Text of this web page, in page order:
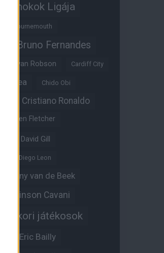
Bajnokok Ligája
Bournemouth
Bruno Fernandes
Bryan Robson Cardiff City
Chelsea Chido Obi
Cristiano Ronaldo
Darren Fletcher
David Gill
Diego Leon
Donny van de Beek
Edinson Cavani
Egykori játékosok
Eric Bailly